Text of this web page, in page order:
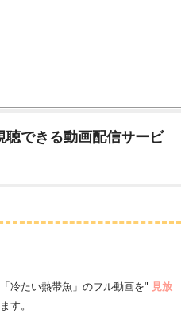
聴できる動画配信サービ
冷たい熱帯魚」のフル動画を" 見放
す。